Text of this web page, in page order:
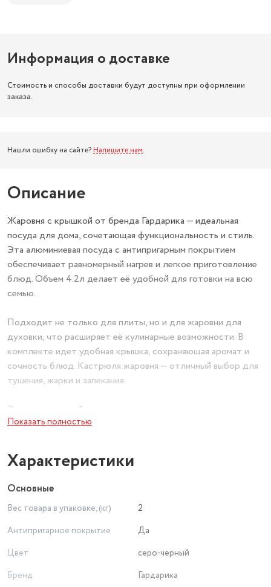
Информация о доставке
Стоимость и способы доставки будут доступны при оформлении
заказа.
Нашли ошибку на сайте? Напишите нам.
Описание
Жаровня с крышкой от бренда Гардарика — идеальная
посуда для дома, сочетающая функциональность и стиль.
Эта алюминиевая посуда с антипригарным покрытием
обеспечивает равномерный нагрев и легкое приготовление
блюд. Объем 4.2л делает её удобной для готовки на всю
семью.
Подходит не только для плиты, но и для жаровни для
духовки, что расширяет её кулинарные возможности. В
комплекте идет удобная крышка, сохраняющая аромат и
сочность блюд. Кастрюля жаровня — отличный выбор для
тушения, жарки и запекания.
Этот практичный посуда для кухни в подарок понравится
как опытным кулинарам, так и тем, кто только осваивает
долговечностью, а стильный дизайн дополнит интерьер
любой кухни.
инвентарь — и наслаждайтесь вкусными блюдами каждый
день!
Показать полностью
Характеристики
Основные
Вес товара в упаковке, (кг)
2
Антипригарное покрытие
Да
Цвет
серо-черный
Бренд
Гардарика